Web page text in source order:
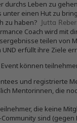
durchs Leben zu
unter einen Hut zu
zu haben? Jutta
Coach wird mit
teilen von
erfüllt ihre Ziele
können
und registrierte
Mentorinnen, die
die keine
sind (gegen